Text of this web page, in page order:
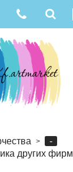
-
других фирм